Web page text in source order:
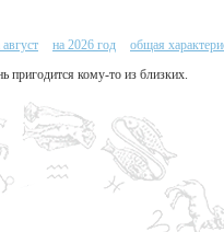
август на 2026 год
общая
пригодится кому-то из близких.